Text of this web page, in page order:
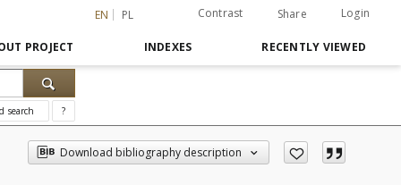
EN PL Contrast Share Login
PROJECT INDEXES RECENTLY VIEWED
search ?
Download bibliography description